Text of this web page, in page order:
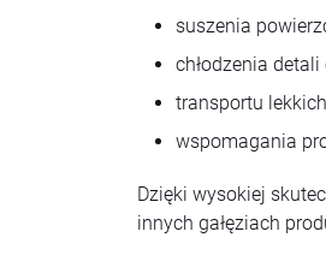
suszenia
chłodzenia
transportu
wspomagania
Dzięki wysokiej
innych gałęziach